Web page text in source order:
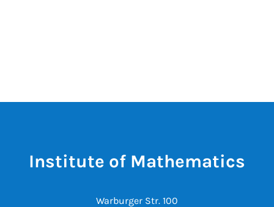
Institute of Mathematics
Warburger Str. 100